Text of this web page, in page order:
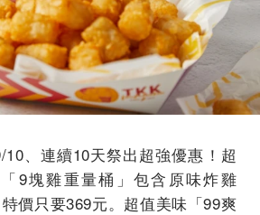
、連續10天祭出超強優惠！超
9塊雞重量桶」包含原味炸雞
價只要369元。超值美味「99爽